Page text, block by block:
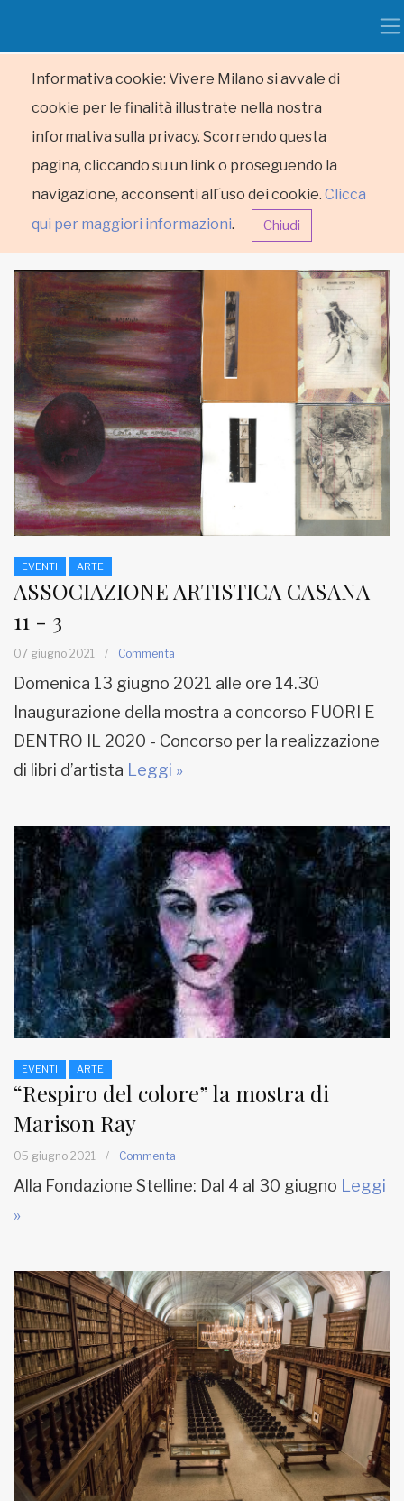
Informativa cookie: Vivere Milano si avvale di
cookie per le finalità illustrate nella nostra
informativa sulla privacy. Scorrendo questa
pagina, cliccando su un link o proseguendo la
navigazione, acconsenti all´uso dei cookie. Clicca
qui per maggiori informazioni. Chiudi
HOME
RUBRICHE
MUNICIPI
Inviateci le vostre segnalazioni
www.viveremilano.info
Fondato e diretto da Enzo De
EDB edizioni - Via Brivio angolo C.
Imbonati, 89 20159 Milano (Italia)
Informativa sulla privacy
EVENTI ARTE
ASSOCIAZIONE ARTISTICA CASANA
11 - 3
07 giugno 2021 / Commenta
Domenica 13 giugno 2021 alle ore 14.30
Inaugurazione della mostra a concorso FUORI E
DENTRO IL 2020 - Concorso per la realizzazione
di libri d’artista Leggi »
EVENTI ARTE
“Respiro del colore” la mostra di
Marison Ray
05 giugno 2021 / Commenta
Alla Fondazione Stelline: Dal 4 al 30 giugno Leggi
»